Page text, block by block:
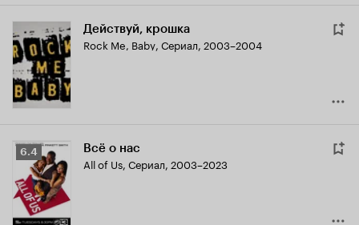
Действуй, крошка
Rock Me, Baby, Сериал, 2003–2004
Рейтинг
Кинопоиска
6.4
6.4 Всё о нас
All of Us, Сериал, 2003–2023